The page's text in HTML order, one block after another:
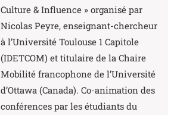
Culture & Influence » organisé par
Nicolas Peyre, enseignant-chercheur
à l’Université Toulouse 1 Capitole
(IDETCOM) et titulaire de la Chaire
Mobilité francophone de l’Université
d’Ottawa (Canada). Co-animation des
conférences par les étudiants du